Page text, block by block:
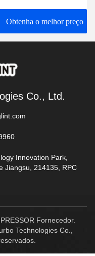
Obtenha o melhor preço
Co., Ltd.
Innovation Park,
Jiangsu, 214135, RPC
Fornecedor.
Technologies Co.,